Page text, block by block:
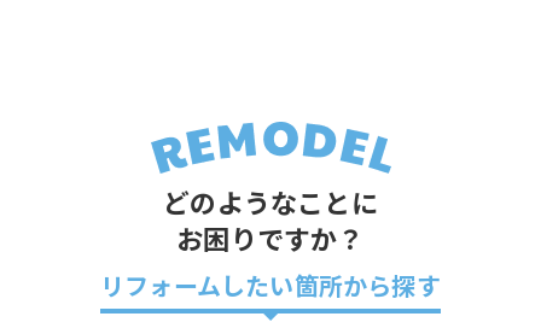
どのようなことに
お困りですか？
リフォームしたい箇所から探す